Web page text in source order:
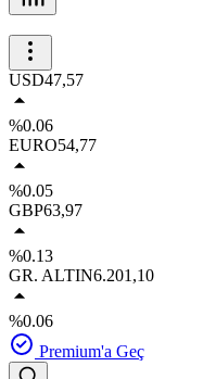
USD47,57
%0.06
EURO54,77
%0.05
GBP63,97
%0.13
GR. ALTIN6.201,10
%0.06
Premium'a Geç